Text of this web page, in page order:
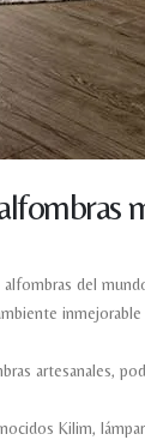
del
artesanales,
Kilim,